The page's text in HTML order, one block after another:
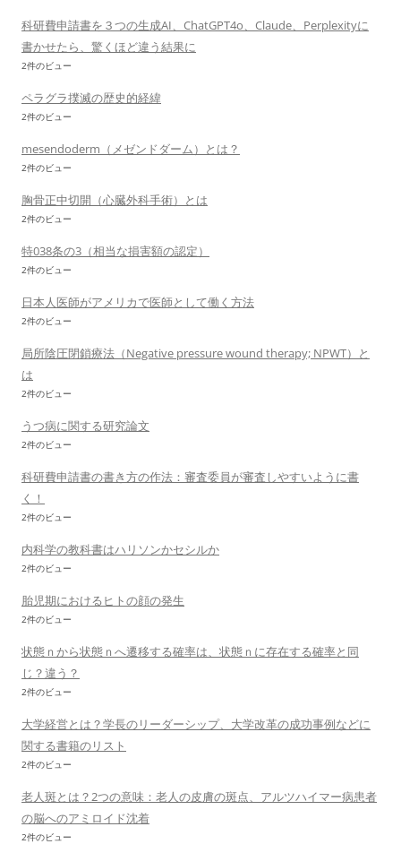
科研費申請書を３つの生成AI、ChatGPT4o、Claude、Perplexityに
書かせたら、驚くほど違う結果に
2件のビュー
ペラグラ撲滅の歴史的経緯
2件のビュー
mesendoderm（メゼンドダーム）とは？
2件のビュー
胸骨正中切開（心臓外科手術）とは
2件のビュー
特038条の3（相当な損害額の認定）
2件のビュー
日本人医師がアメリカで医師として働く方法
2件のビュー
局所陰圧閉鎖療法（Negative pressure wound therapy; NPWT）と
は
2件のビュー
うつ病に関する研究論文
2件のビュー
科研費申請書の書き方の作法：審査委員が審査しやすいように書
く！
2件のビュー
内科学の教科書はハリソンかセシルか
2件のビュー
胎児期におけるヒトの顔の発生
2件のビュー
状態ｎから状態ｎへ遷移する確率は、状態ｎに存在する確率と同
じ？違う？
2件のビュー
大学経営とは？学長のリーダーシップ、大学改革の成功事例などに
関する書籍のリスト
2件のビュー
老人斑とは？2つの意味：老人の皮膚の斑点、アルツハイマー病患者
の脳へのアミロイド沈着
2件のビュー